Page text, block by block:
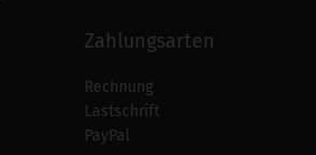
Zahlungsarten
Rechnung
Lastschrift
PayPal